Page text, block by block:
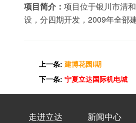
项目简介： 项目位于银川市清
设，分四期开发，2009年全部
上一条: 建博花园Ⅰ期
下一条: 宁夏立达国际机电城
走进立达 新闻中心